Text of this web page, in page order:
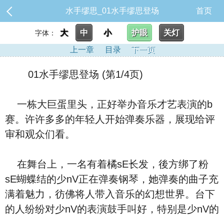
水手缪思_01水手缪思登场 首页
字体： 大 中 小 护眼
关灯
上一章
目录 下一页
01水手缪思登场 (第1/4页)
一栋大巨蛋里头，正好举办音乐才艺表演的b
赛。许许多多的年轻人开始弹奏乐器，展现给评
审和观众们看。
在舞台上，一名有着橘sE长发，後方绑了粉
sE蝴蝶结的少nV正在弹奏钢琴，她弹奏的曲子充
满着魅力，彷佛将人带入音乐的幻想世界。台下
的人纷纷对少nV的表演鼓手叫好，特别是少nV的